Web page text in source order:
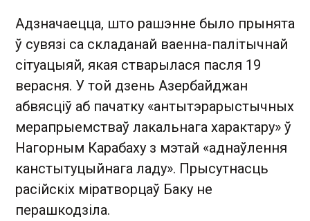
Адзначаецца, што рашэнне было прынята
ў сувязі са складанай ваенна-палітычнай
сітуацыяй, якая стварылася пасля 19
верасня. У той дзень Азербайджан
абвясціў аб пачатку «антытэрарыстычных
мерапрыемстваў лакальнага характару» ў
Нагорным Карабаху з мэтай «аднаўлення
канстытуцыйнага ладу». Прысутнасць
расійскіх міратворцаў Баку не
перашкодзіла.